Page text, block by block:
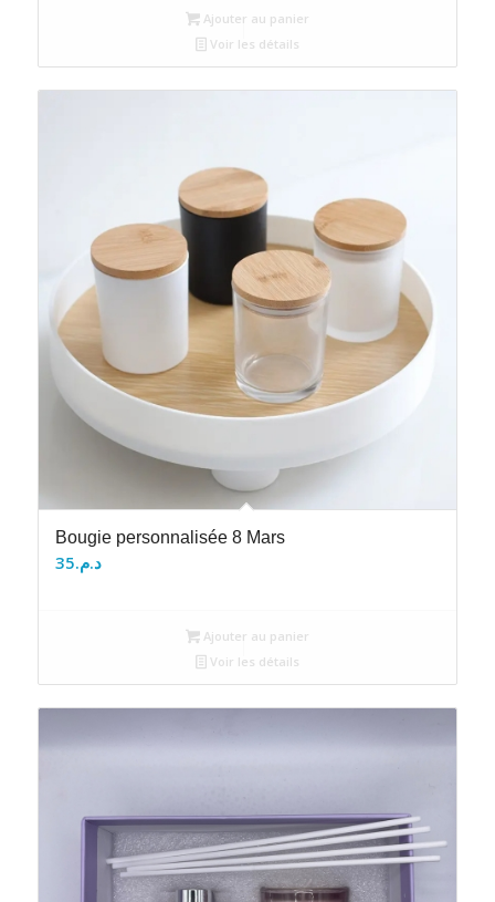
Ajouter au panier
Voir les détails
Bougie personnalisée 8 Mars
د.م.35
Ajouter au panier
Voir les détails